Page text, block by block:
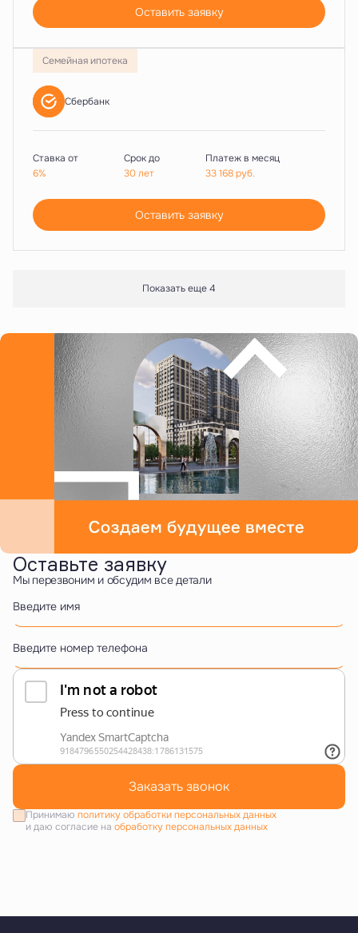
Оставить заявку
Семейная ипотека
Сбербанк
Ставка от
6%
Срок до
30 лет
Платеж в месяц
33 168руб.
Оставить заявку
Показать еще 4
Оставьте заявку
Мы перезвоним и обсудим все детали
Введите имя
Введите номер телефона
Заказать звонок
Принимаю политику обработки персональных данных
и даю согласие на обработку персональных данных